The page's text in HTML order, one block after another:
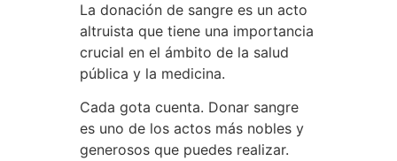
La donación de sangre es un acto
altruista que tiene una importancia
crucial en el ámbito de la salud
pública y la medicina.
Cada gota cuenta. Donar sangre
es uno de los actos más nobles y
generosos que puedes realizar.